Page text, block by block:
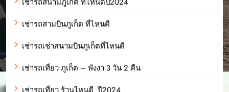
เช่ารถสามบินภูเก็ต ที่ไหนดี
เช่ารถเช่าสนามบินภูเก็ตที่ไหนดี
เช่ารถเที่ยว ภูเก็ต – พังงา 3 วัน 2 คืน